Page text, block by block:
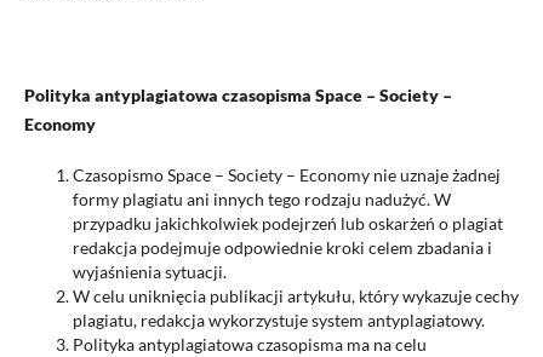
Polityka antyplagiatowa czasopisma Space – Society –
Economy
Czasopismo Space – Society – Economy nie uznaje żadnej
formy plagiatu ani innych tego rodzaju nadużyć. W
przypadku jakichkolwiek podejrzeń lub oskarżeń o plagiat
redakcja podejmuje odpowiednie kroki celem zbadania i
wyjaśnienia sytuacji.
W celu uniknięcia publikacji artykułu, który wykazuje cechy
plagiatu, redakcja wykorzystuje system antyplagiatowy.
Polityka antyplagiatowa czasopisma ma na celu